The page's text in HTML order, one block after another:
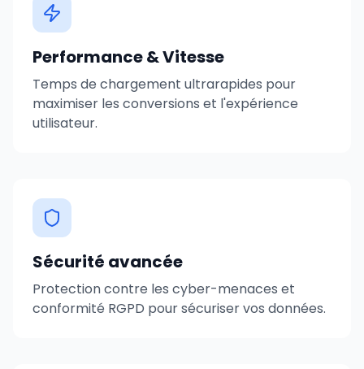
Performance & Vitesse
Temps de chargement ultrarapides pour
maximiser les conversions et l'expérience
utilisateur.
Sécurité avancée
Protection contre les cyber-menaces et
conformité RGPD pour sécuriser vos données.